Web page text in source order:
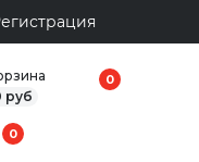
руб
0
0